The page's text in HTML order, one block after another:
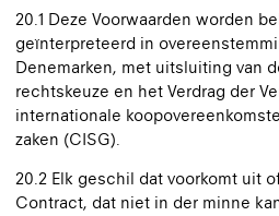
20.1 Deze Voorwaarden worden
geïnterpreteerd in
Denemarken, met uitsluiting van
rechtskeuze en het Verdrag der
internationale
zaken (CISG).
20.2 Elk geschil dat voorkomt uit
Contract, dat niet in der minne